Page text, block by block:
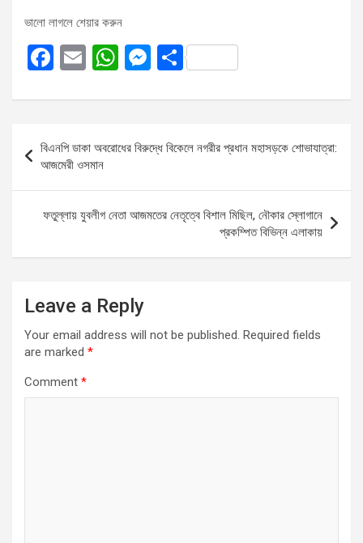
ভালো লাগলে শেয়ার করুন
F
ce
b
o
o
k
E
ail
W
at
A
p
p
M
se
g
er
S
ar
navigation
বিএনপি ডাকা অবরোধের বিরুদ্ধে বিকেলে নগরীর প্রধান মহাসড়কে শোভাযাত্রা:
আজমেরী ওসমান
ফতুল্লায় যুবলীগ নেতা আজমতের নেতৃত্বে বিশাল মিছিল, নৌকার স্লোগানে
প্রকম্পিত বিভিন্ন এলাকায়
Leave a Reply
Your email address will not be published. Required fields
are marked *
Comment *